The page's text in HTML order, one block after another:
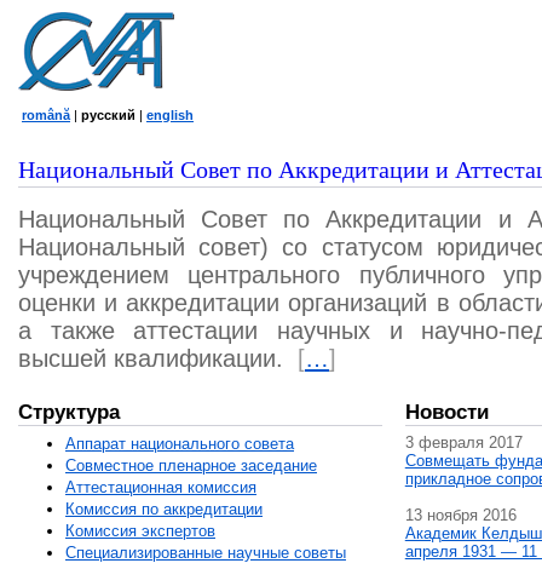
română | русский | english
Национальный Совет по Аккредитации и
Национальный Совет по Аккредитации и
Национальный совет) со статусом
учреждением центрального публичного
оценки и аккредитации организаций в
а также аттестации научных и научно-
высшей квалификации.
[…]
Структура
Аппарат национального совета
Совместное пленарное заседание
Аттестационная комисcия
Комиссия по аккредитации
Комиссия экспертов
Специализированные научные советы
Новости
3 февраля 2017
Совмещать
прикладное
13 ноября 2016
Академик
апреля 1931 — 11